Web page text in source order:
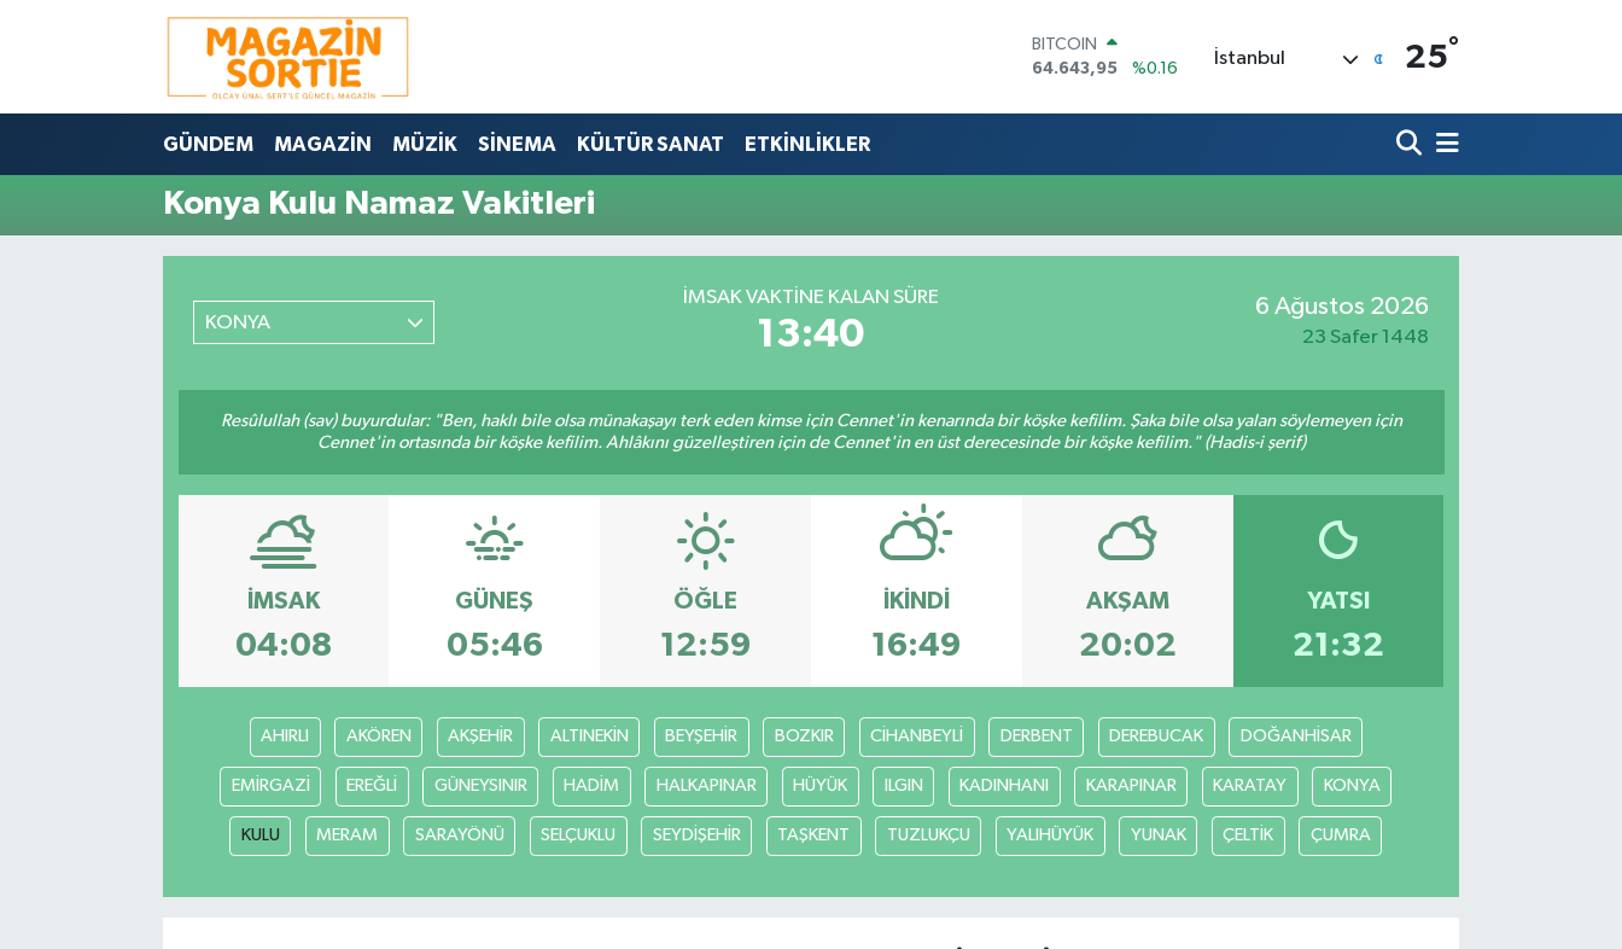
BITCOIN
64.643,95
%0.16
47,6006
%0.06
GRAM ALTIN
İstanbul 25°
GÜNDEM MAGAZİN MÜZİK SİNEMA KÜLTÜR SANAT ETKİNLİKLER
Konya Kulu Namaz Vakitleri
KONYA
İMSAK VAKTINE KALAN SÜRE
13:39
6 Ağustos 2026
23 Safer 1448
Resûlullah (sav) buyurdular: "Ben, haklı bile olsa münakaşayı terk eden kimse için Cennet'in kenarında bir köşke kefilim. Şaka bile olsa yalan söylemeyen için
Cennet'in ortasında bir köşke kefilim. Ahlâkını güzelleştiren için de Cennet'in en üst derecesinde bir köşke kefilim." (Hadis-i şerif)
İMSAK
04:08
GÜNEŞ
05:46
ÖĞLE
12:59
İKINDI
16:49
AKŞAM
20:02
YATSI
21:32
AHIRLI AKÖREN AKŞEHİR ALTINEKİN BEYŞEHİR BOZKIR CİHANBEYLİ DERBENT DEREBUCAK DOĞANHİSAR
EMİRGAZİ EREĞLİ GÜNEYSINIR HADİM HALKAPINAR HÜYÜK ILGIN KADINHANI KARAPINAR KARATAY KONYA
KULU MERAM SARAYÖNÜ SELÇUKLU SEYDİŞEHİR TAŞKENT TUZLUKÇU YALIHÜYÜK YUNAK ÇELTİK ÇUMRA
Nöbetçi Eczaneler
Hava Durumu
Trafik Durumu